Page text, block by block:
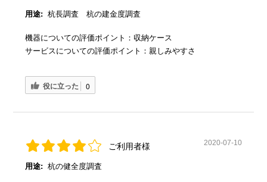
用途: 杭長調査 杭の建金度調査
機器についての評価ポイント：収納ケース
サービスについての評価ポイント：親しみやすさ
役に立った 0
ご利用者様 2020-07-10
用途: 杭の健全度調査